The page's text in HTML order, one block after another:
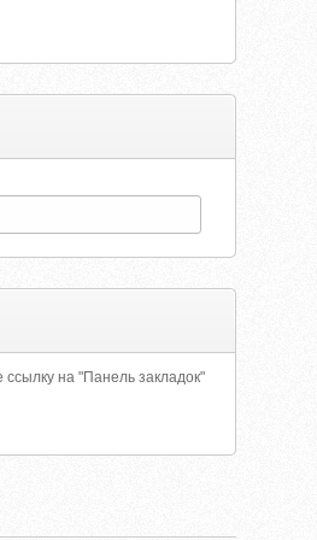
ссылку на "Панель закладок"